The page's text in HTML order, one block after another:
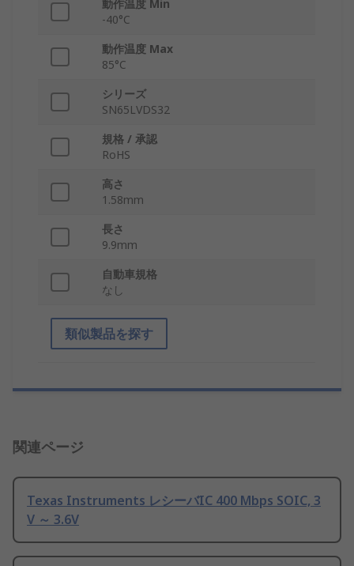
動作温度 Min
-40°C
動作温度 Max
85°C
シリーズ
SN65LVDS32
規格 / 承認
RoHS
高さ
1.58mm
長さ
9.9mm
自動車規格
なし
類似製品を探す
関連ページ
Texas Instruments レシーバIC 400 Mbps SOIC, 3
V ～ 3.6V